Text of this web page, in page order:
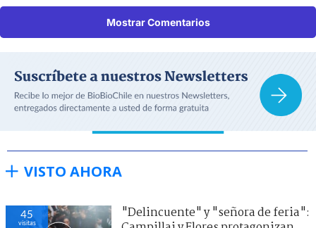
Mostrar Comentarios
VISTO AHORA
45
visitas
"Delincuente" y "señora de feria":